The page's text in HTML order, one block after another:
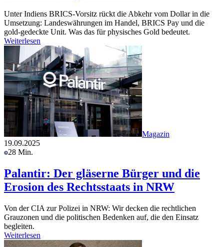
Unter Indiens BRICS-Vorsitz rückt die Abkehr vom Dollar in die
Umsetzung: Landeswährungen im Handel, BRICS Pay und die
gold-gedeckte Unit. Was das für physisches Gold bedeutet.
Weiterlesen
Magazin
19.09.2025
28 Min.
Palantir: Der gläserne Bürger und die
Erosion des Rechtsstaats in NRW
Von der CIA zur Polizei in NRW: Wir decken die rechtlichen
Grauzonen und die politischen Bedenken auf, die den Einsatz
begleiten.
Weiterlesen